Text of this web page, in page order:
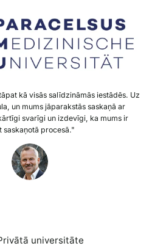
kā visās salīdzināmās iestādēs. Uz
un mums jāparakstās saskaņā ar
svarīgi un izdevīgi, ka mums ir
saskaņotā procesā."
universitāte